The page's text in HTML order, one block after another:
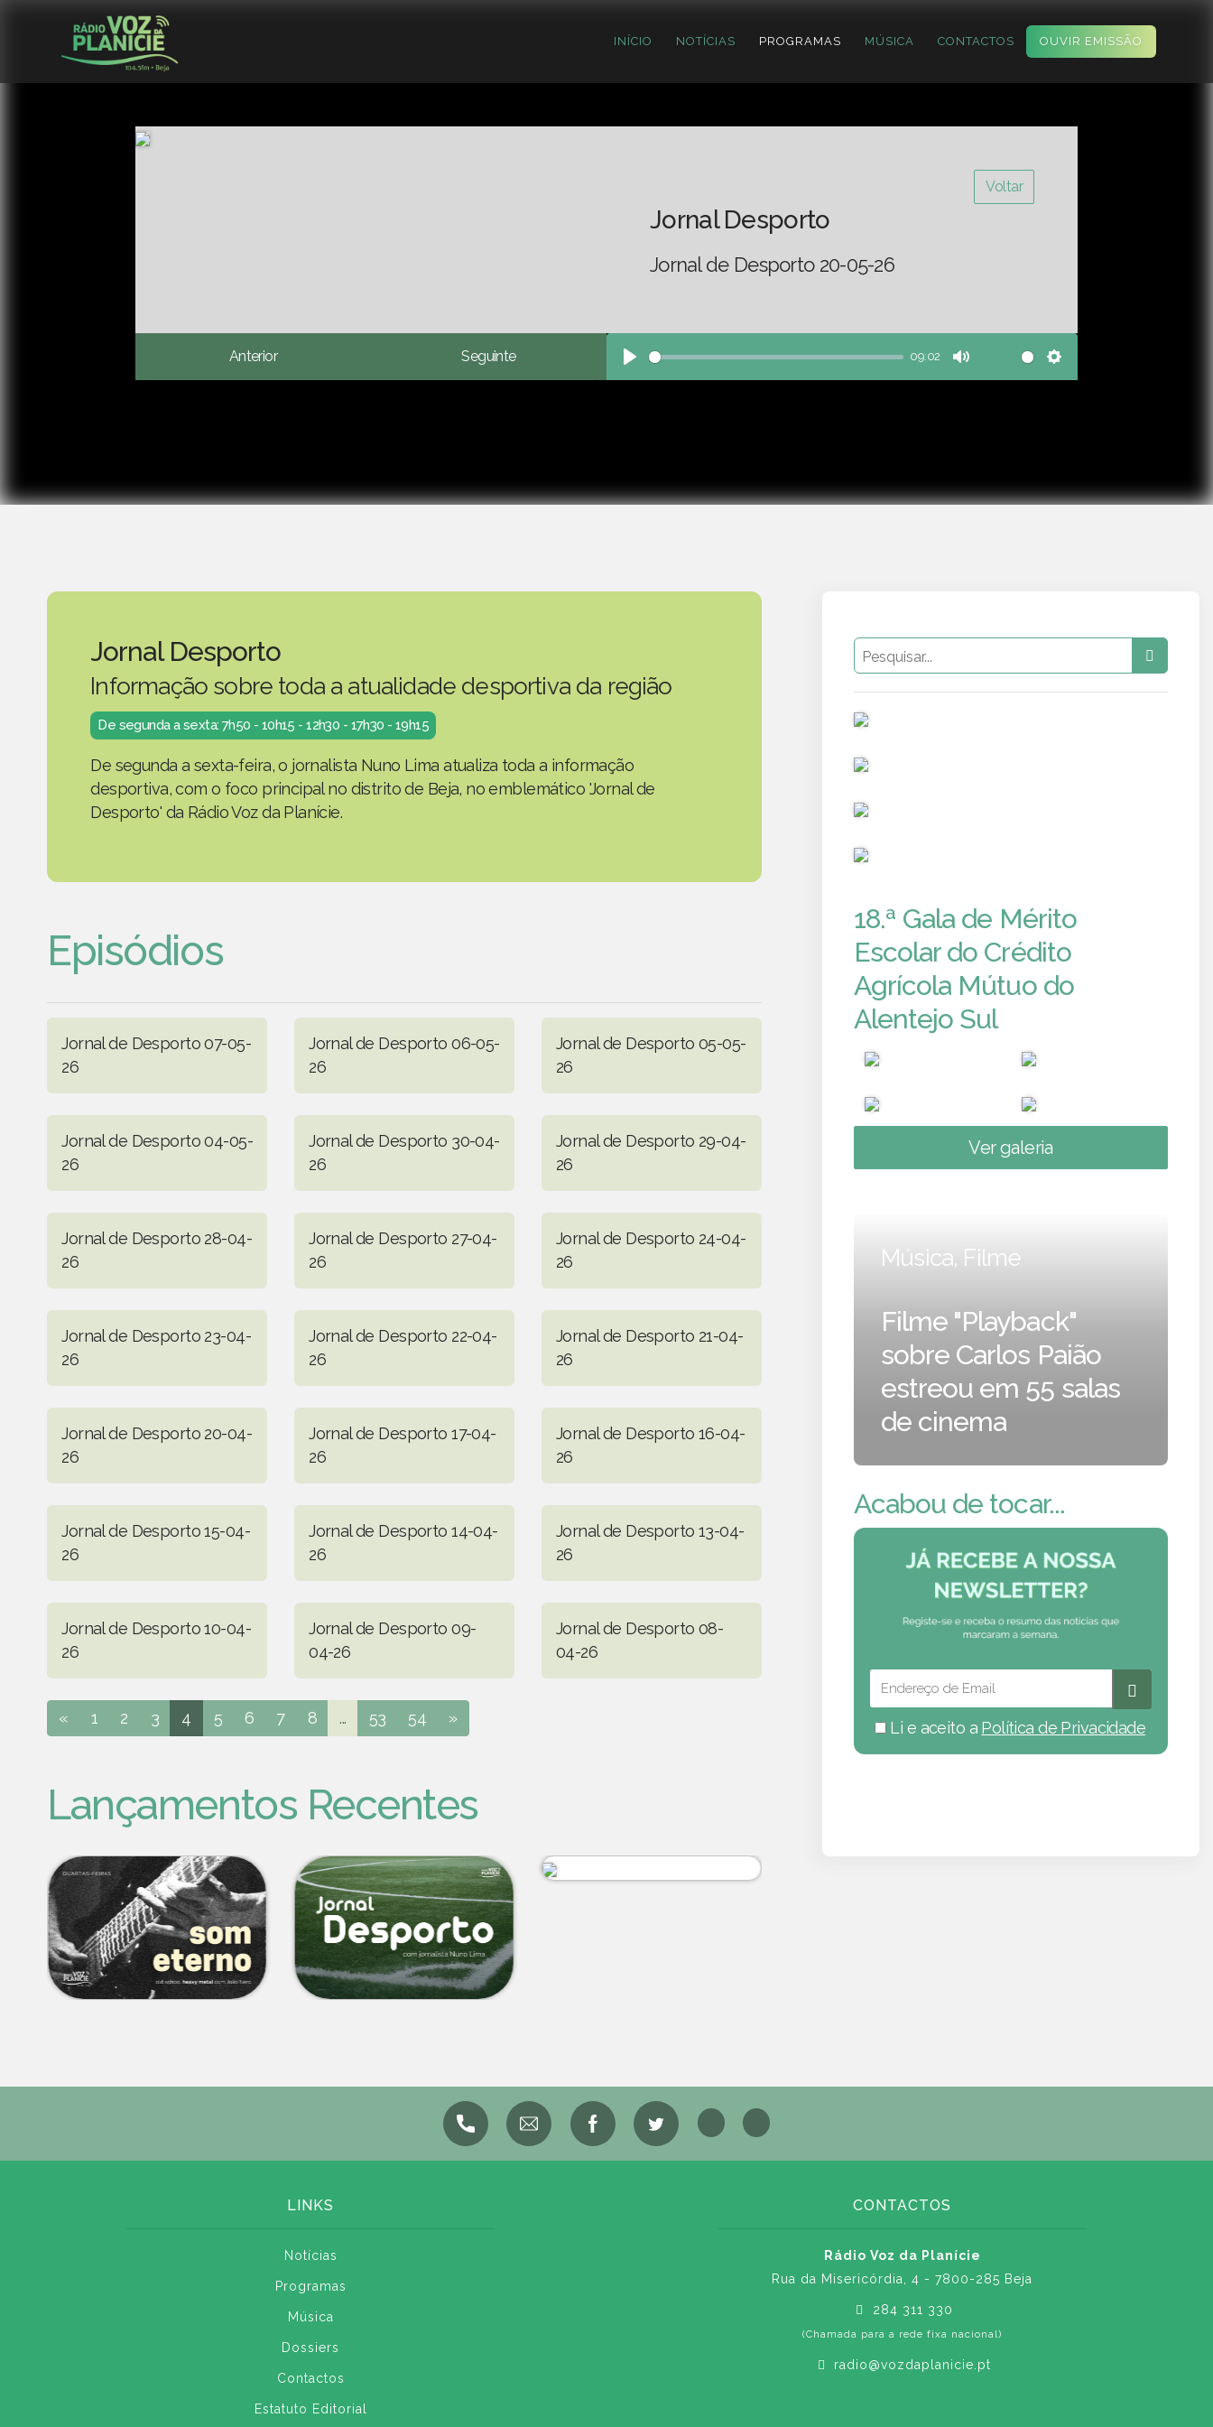
INÍCIO NOTÍCIAS PROGRAMAS MÚSICA CONTACTOS OUVIR EMISSÃO
Voltar
Jornal Desporto
Jornal de Desporto 20-05-26
Anterior Seguinte
Play
09:02
Mute Settings
Jornal Desporto
Informação sobre toda a atualidade desportiva da região
De segunda a sexta: 7h50 - 10h15 - 12h30 - 17h30 - 19h15
De segunda a sexta-feira, o jornalista Nuno Lima atualiza toda a informação
desportiva, com o foco principal no distrito de Beja, no emblemático 'Jornal de
Desporto' da Rádio Voz da Planície.
Episódios
Jornal de Desporto 07-05-
26
Jornal de Desporto 06-05-
26
Jornal de Desporto 05-05-
26
Jornal de Desporto 04-05-
26
Jornal de Desporto 30-04-
26
Jornal de Desporto 29-04-
26
Jornal de Desporto 28-04-
26
Jornal de Desporto 27-04-
26
Jornal de Desporto 24-04-
26
Jornal de Desporto 23-04-
26
Jornal de Desporto 22-04-
26
Jornal de Desporto 21-04-
26
Jornal de Desporto 20-04-
26
Jornal de Desporto 17-04-
26
Jornal de Desporto 16-04-
26
Jornal de Desporto 15-04-
26
Jornal de Desporto 14-04-
26
Jornal de Desporto 13-04-
26
Jornal de Desporto 10-04-
26
Jornal de Desporto 09-
04-26
Jornal de Desporto 08-
04-26
« 1 2 3 4 5 6 7 8 ... 53 54 »
Lançamentos Recentes
18.ª Gala de Mérito
Escolar do Crédito
Agrícola Mútuo do
Alentejo Sul
Ver galeria
Música, Filme
Filme "Playback"
sobre Carlos Paião
estreou em 55 salas
de cinema
Acabou de tocar...
Li e aceito a Política de Privacidade
LINKS
Notícias
Programas
Música
Dossiers
Contactos
Estatuto Editorial
CONTACTOS
Rádio Voz da Planície
Rua da Misericórdia, 4 - 7800-285 Beja
284 311 330
(Chamada para a rede fixa nacional)
radio@vozdaplanicie.pt